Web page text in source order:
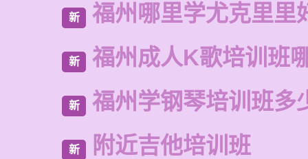
新 福州哪里学尤克里里
新 福州成人K歌培训班
新 福州学钢琴培训班多
新 附近吉他培训班